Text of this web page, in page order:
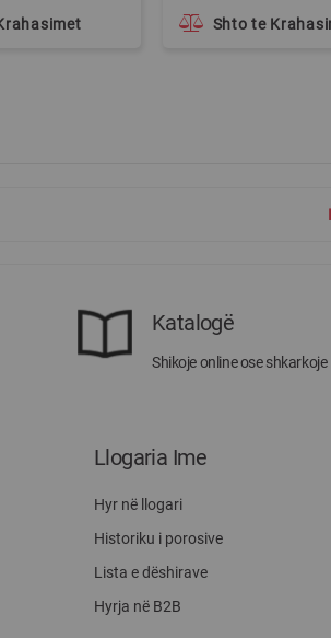
Shto te
Katalogë
Shikoje online ose shkarkoje
Llogaria Ime
Hyr në llogari
Historiku i porosive
Lista e dëshirave
Hyrja në B2B